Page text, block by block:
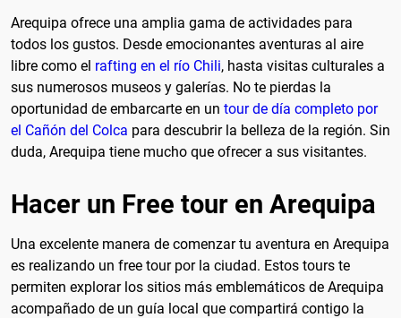
Arequipa ofrece una amplia gama de actividades para
todos los gustos. Desde emocionantes aventuras al aire
libre como el rafting en el río Chili, hasta visitas culturales a
sus numerosos museos y galerías. No te pierdas la
oportunidad de embarcarte en un tour de día completo por
el Cañón del Colca para descubrir la belleza de la región. Sin
duda, Arequipa tiene mucho que ofrecer a sus visitantes.
Hacer un Free tour en Arequipa
Una excelente manera de comenzar tu aventura en Arequipa
es realizando un free tour por la ciudad. Estos tours te
permiten explorar los sitios más emblemáticos de Arequipa
acompañado de un guía local que compartirá contigo la